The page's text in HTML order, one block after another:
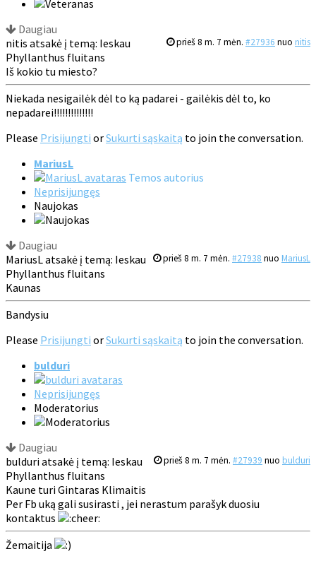
Daugiau
prieš 8 m. 7 mėn. #27936 nuo nitis
nitis atsakė į temą: Ieskau
Phyllanthus fluitans
Iš kokio tu miesto?
Niekada nesigailėk dėl to ką padarei - gailėkis dėl to, ko
nepadarei!!!!!!!!!!!!!!
Please Prisijungti orSukurti sąskaitą to join the conversation.
MariusL
Temos autorius
Neprisijungęs
Naujokas
Daugiau
prieš 8 m. 7 mėn. #27938 nuo MariusL
MariusL atsakė į temą: Ieskau
Phyllanthus fluitans
Kaunas
Bandysiu
Please Prisijungti orSukurti sąskaitą to join the conversation.
bulduri
Neprisijungęs
Moderatorius
Daugiau
prieš 8 m. 7 mėn. #27939 nuo bulduri
bulduri atsakė į temą: Ieskau
Phyllanthus fluitans
Kaune turi Gintaras Klimaitis
Per Fb uką gali susirasti , jei nerastum parašyk duosiu
kontaktus
Žemaitija